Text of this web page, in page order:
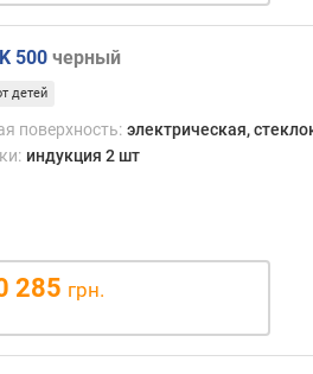
500 черный
детей
поверхность: электрическая,
индукция 2 шт
285 грн.